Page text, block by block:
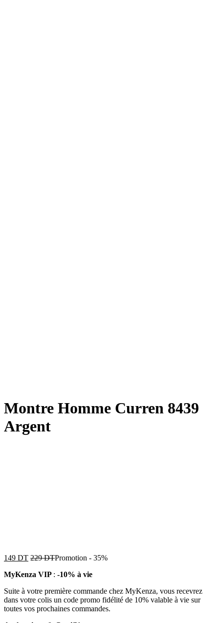
Montre Homme Curren 8439
Argent
149 DT 229DTPromotion - 35%
MyKenza VIP : -10% à vie
Suite à votre première commande chez MyKenza, vous recevrez
dans votre colis un code promo fidélité de 10% valable à vie sur
toutes vos prochaines commandes.